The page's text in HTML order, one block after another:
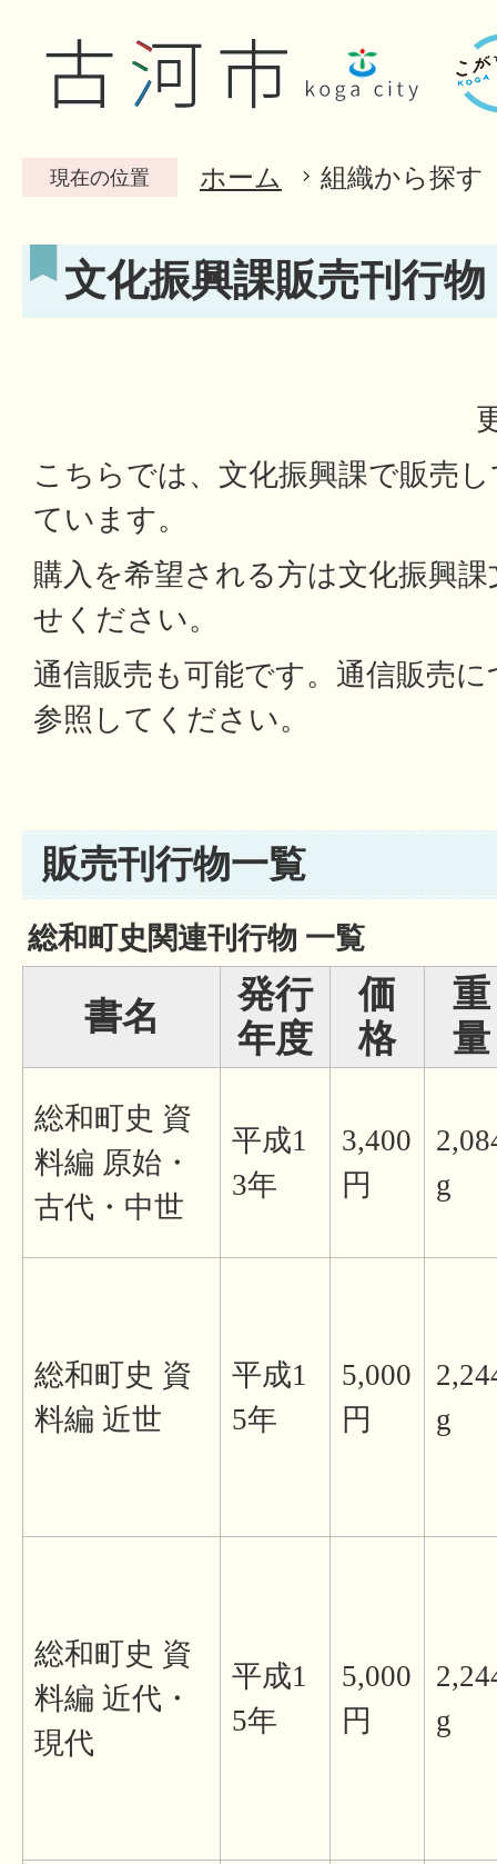
現在の位置 ホーム 組織から探す
文化振興課販売刊行物
こちらでは、文化振興課で販売
ています。
購入を希望される方は文化振興
せください。
通信販売も可能です。通信販売
参照してください。
販売刊行物一覧
総和町史関連刊行物 一覧
書名
発行
年度
価
格
重
量
総和町史 資
料編 原始・
古代・中世
平成1
3年
3,400
円
g
総和町史 資
料編 近世
平成1
5年
5,000
円
g
総和町史 資
料編 近代・
現代
平成1
5年
5,000
円
g